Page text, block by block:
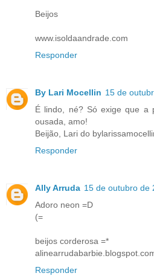
Beijos
www.isoldaandrade.com
Responder
By Lari Mocellin 15 de
É lindo, né? Só exige que a
ousada, amo!
Beijão, Lari do
Responder
Ally Arruda 15 de outubro de
Adoro neon =D
(=
beijos corderosa =*
Responder